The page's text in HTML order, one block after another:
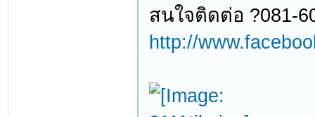
สนใจติดต่อ ?081-
http://